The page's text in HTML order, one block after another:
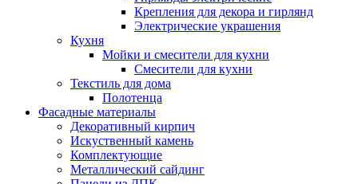
Крепления для декора и гирлянд
Электрические украшения
Кухня
Мойки и смесители для кухни
Смесители для кухни
Текстиль для дома
Полотенца
Фасадные материалы
Декоративный кирпич
Искуственный камень
Комплектующие
Металлический сайдинг